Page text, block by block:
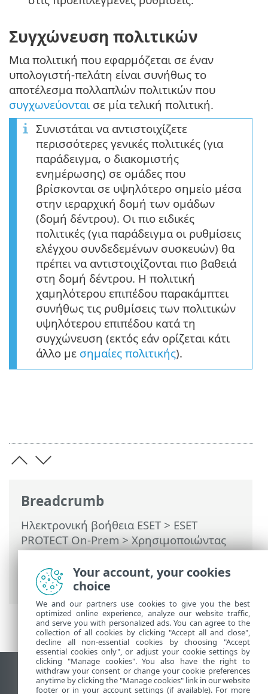
Breadcrumb
Ηλεκτρονική βοήθεια ESET> ESET
PROTECT On-Prem>Χρησιμοποιώντας
το ESET PROTECT On-Prem>ESET
PROTECT On-Prem Κύριο μενού >
Πολιτικές
Συγχώνευση πολιτικών
Μια πολιτική που εφαρμόζεται σε έναν
υπολογιστή-πελάτη είναι συνήθως το
αποτέλεσμα πολλαπλών πολιτικών που
συγχωνεύονται σε μία τελική πολιτική.
Συνιστάται να αντιστοιχίζετε
περισσότερες γενικές πολιτικές (για
παράδειγμα, ο διακομιστής
ενημέρωσης) σε ομάδες που
βρίσκονται σε υψηλότερο σημείο μέσα
στην ιεραρχική δομή των ομάδων
(δομή δέντρου). Οι πιο ειδικές
πολιτικές (για παράδειγμα οι ρυθμίσεις
ελέγχου συνδεδεμένων συσκευών) θα
πρέπει να αντιστοιχίζονται πιο βαθειά
στη δομή δέντρου. Η πολιτική
χαμηλότερου επιπέδου παρακάμπτει
συνήθως τις ρυθμίσεις των πολιτικών
υψηλότερου επιπέδου κατά τη
συγχώνευση (εκτός εάν ορίζεται κάτι
άλλο με σημαίες πολιτικής).
Προβολή ιστότοπου επιφάνειας εργασίας
Your account, your cookies
choice
We and our partners use cookies to give you the best
optimized online experience, analyze our website traffic,
and serve you with personalized ads. You can agree to the
collection of all cookies by clicking "Accept all and close",
decline all non-essential cookies by choosing "Accept
essential cookies only", or adjust your cookie settings by
clicking "Manage cookies". You also have the right to
withdraw your consent or change your cookie preferences
anytime by clicking the "Manage cookies" link in our website
footer or in your account settings (if available). For more